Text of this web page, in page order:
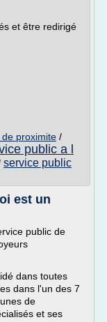
et être redirigé
proximite /
public a l
service public
est un
public de
dans toutes
dans l'un des 7
de
et ses